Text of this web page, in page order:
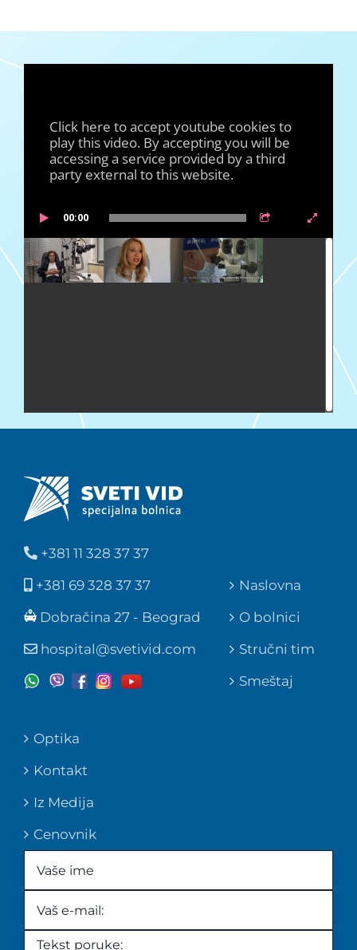
Click here to accept youtube cookies to
play this video. By accepting you will be
accessing a service provided by a third
party external to this website.
00:00
+381 11 328 37 37
+381 69 328 37 37
Dobračina 27 - Beograd
hospital@svetivid.com
Naslovna
O bolnici
Stručni tim
Smeštaj
Optika
Kontakt
Iz Medija
Cenovnik